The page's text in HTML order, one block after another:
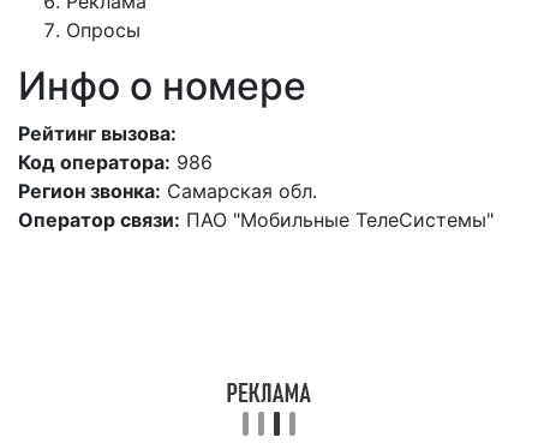
Опросы
Инфо о номере
Рейтинг вызова:
Код оператора: 986
Регион звонка: Самарская обл.
Оператор связи: ПАО "Мобильные ТелеСистемы"